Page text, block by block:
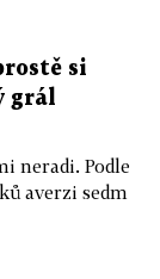
si
grál
neradi. Podle
averzi sedm